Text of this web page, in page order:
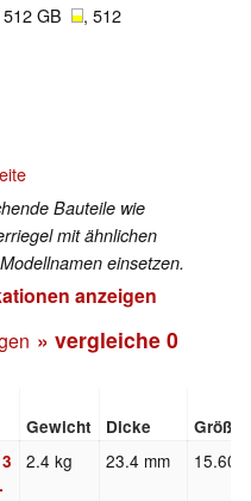
GB
, 512
Bauteile wie
mit ähnlichen
einsetzen.
anzeigen
» vergleiche 0
Gewicht Dicke Größe
2.4 kg 23.4 mm 15.60"